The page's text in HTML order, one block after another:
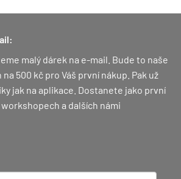
malý dárek na e-mail. Bude to naše
500 kč pro Váš první nákup. Pak už
jak na aplikace. Dostanete jako první
a dalších námi